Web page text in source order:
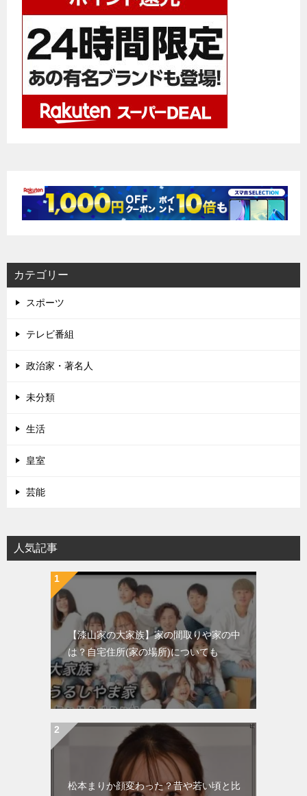
カテゴリー
スポーツ
テレビ番組
政治家・著名人
未分類
生活
皇室
芸能
人気記事
【漆山家の大家族】家の間取りや家の中
は？自宅住所(家の場所)についても
松本まりか顔変わった？昔や若い頃と比